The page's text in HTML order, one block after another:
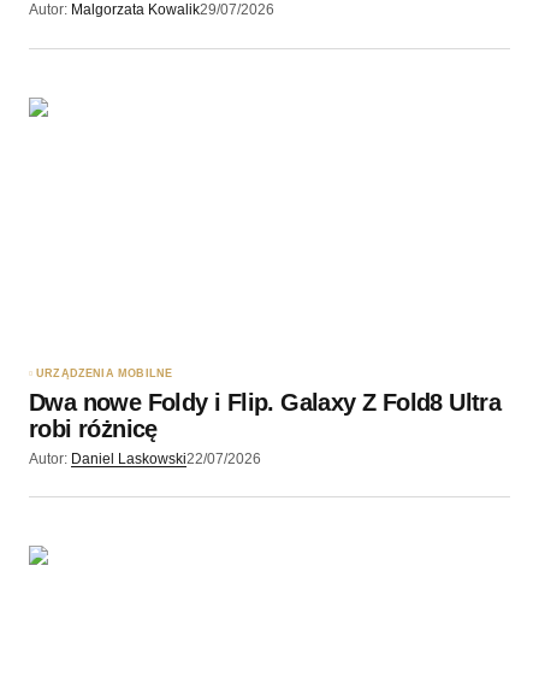
Autor: Malgorzata Kowalik29/07/2026
URZĄDZENIA MOBILNE
Dwa nowe Foldy i Flip. Galaxy Z Fold8 Ultra
robi różnicę
Autor: Daniel Laskowski22/07/2026